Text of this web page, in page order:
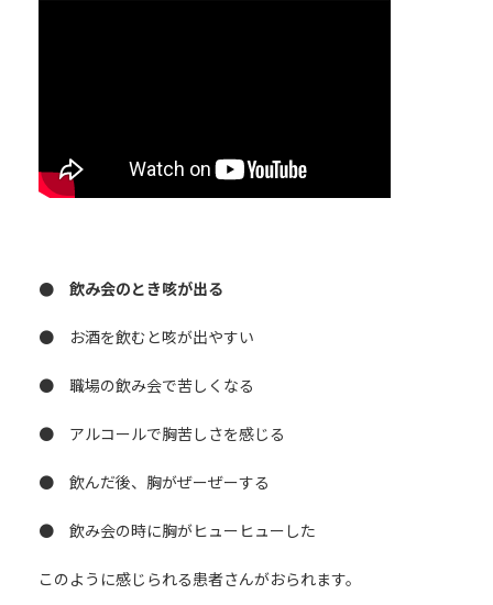
● 飲み会のとき咳が出る
● お酒を飲むと咳が出やすい
● 職場の飲み会で苦しくなる
● アルコールで胸苦しさを感じる
● 飲んだ後、胸がぜーぜーする
● 飲み会の時に胸がヒューヒューした
このように感じられる患者さんがおられます。